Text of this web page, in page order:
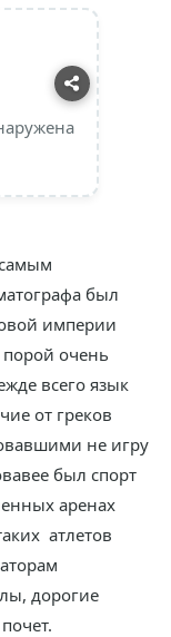
был
империи
очень
всего язык
от греков
не игру
был спорт
аренах
атлетов
дорогие